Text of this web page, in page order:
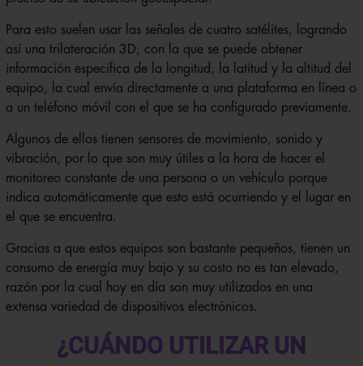
Para esto suelen usar las señales de cuatro satélites, logrando
así una trilateración 3D, con la que se puede obtener
información específica de la longitud, la latitud y la altitud del
equipo, la cual envía directamente a una plataforma en línea o
a un teléfono móvil con el que se ha configurado previamente.
Algunos de ellos tienen sensores de movimiento, sonido y
vibración, por lo que son muy útiles a la hora de hacer el
monitoreo constante de una persona o un vehículo porque
indica automáticamente que esto está ocurriendo y el lugar en
el que se encuentra.
Gracias a que estos equipos son bastante pequeños, tienen un
consumo de energía muy bajo y su costo no es tan elevado,
razón por la cual hoy en día son muy utilizados en una
extensa variedad de dispositivos electrónicos.
¿CUÁNDO UTILIZAR UN